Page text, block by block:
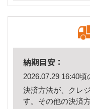
納期目安：
2026.07.29 16:40頃
決済方法が、クレ
す。その他の決済